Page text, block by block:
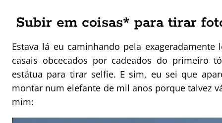
Subir em coisas* para tirar
Estava lá eu caminhando pela
casais obcecados por cadeados do primeiro
estátua para tirar selfie. E sim, eu sei que
montar num elefante de mil anos porque talvez
mim: